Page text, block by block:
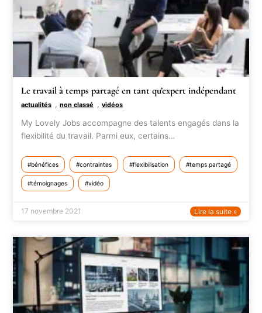
Le travail à temps partagé en tant qu’expert indépendant
actualités ,non classé ,vidéos
My Lovely Jobs accompagne des talents engagés dans la
flexibilité du travail. Parmi eux, certains…
bénéfices contraintes flexibilisation temps partagé
témoignages vidéo
17 novembre 2021 Lire la suite »